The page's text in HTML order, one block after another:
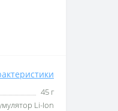
45 г
Li-Ion